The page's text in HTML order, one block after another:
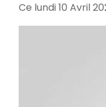
Ce lundi 10 Avril